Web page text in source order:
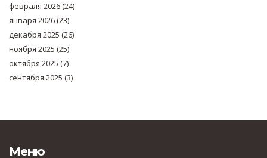
февраля 2026(24)
января 2026(23)
декабря 2025 (26)
ноября 2025 (25)
октября 2025 (7)
сентября 2025 (3)
Меню